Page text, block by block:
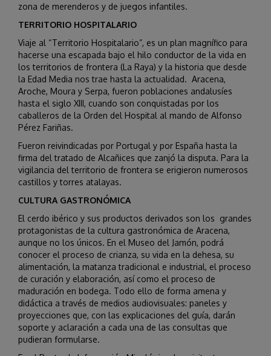
zona de merenderos y de juegos infantiles.
TERRITORIO HOSPITALARIO
Viaje al “Territorio Hospitalario”, es un plan magnífico para
hacerse una escapada bajo el hilo conductor de la vida en
los territorios de frontera (La Raya) y la historia que desde
la Edad Media nos trae hasta la actualidad. Aracena,
Aroche, Moura y Serpa, fueron poblaciones andalusíes
hasta el siglo XIII, cuando son conquistadas por los
caballeros de la Orden del Hospital al mando de Alfonso
Pérez Fariñas.
Fueron reivindicadas por Portugal y por España hasta la
firma del tratado de Alcañices que zanjó la disputa. Para la
vigilancia del territorio de frontera se erigieron numerosos
castillos y torres atalayas.
CULTURA GASTRONÓMICA
El cerdo ibérico y sus productos derivados son los grandes
protagonistas de la cultura gastronómica de Aracena,
aunque no los únicos. En el Museo del Jamón, podrá
conocer el proceso de crianza, su vida en la dehesa, su
alimentación, la matanza tradicional e industrial, el proceso
de curación y elaboración, así como el proceso de
maduración en bodega. Todo ello de forma amena y
didáctica a través de medios audiovisuales: paneles y
proyecciones que, con las explicaciones del guía, darán
soporte y aclaración a cada una de las consultas que
pudieran formularse.